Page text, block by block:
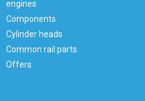
engines
Components
Cylinder heads
Common rail parts
Offers